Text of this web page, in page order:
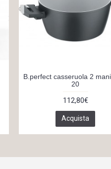
B.perfect casseruola 2
20
112,80€
Acquista